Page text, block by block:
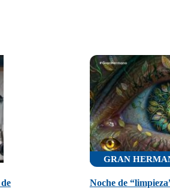
GRAN
Noche de